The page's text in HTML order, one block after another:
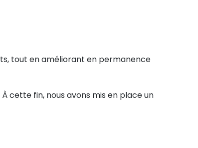
tout en améliorant en permanence
cette fin, nous avons mis en place un